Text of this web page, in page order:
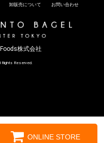
卸販売について お問い合わせ
株式会社
Rights Reserved.
ONLINE STORE